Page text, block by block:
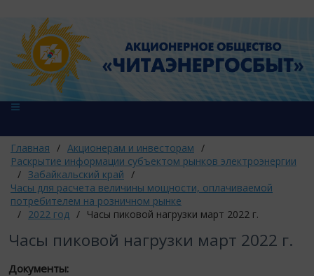
Главная / Акционерам и инвесторам /
Раскрытие информации субъектом рынков электроэнергии
/ Забайкальский край /
Часы для расчета величины мощности, оплачиваемой
потребителем на розничном рынке
/ 2022 год / Часы пиковой нагрузки март 2022 г.
Часы пиковой нагрузки март 2022 г.
Документы: